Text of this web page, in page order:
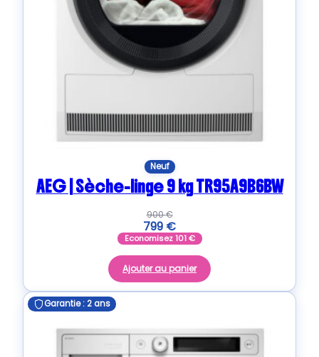
Neuf
AEG | Sèche-linge 9 kg TR95A9B6BW
900€
799 €
Economisez101€
Ajouter au panier
Garantie : 2 ans